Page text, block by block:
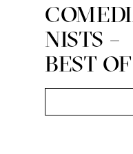
NISTS –
BEST OF